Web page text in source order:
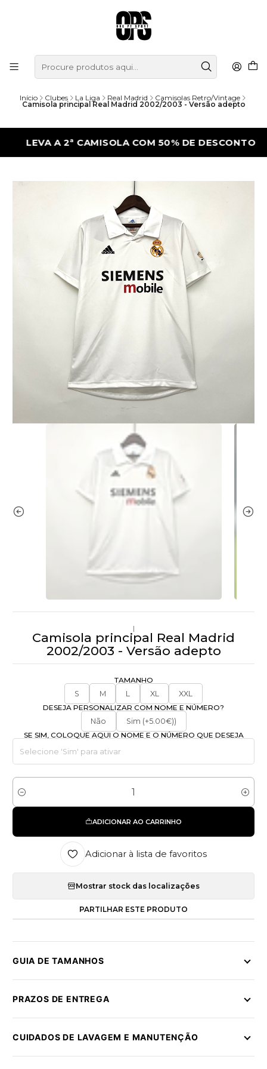
Início Clubes La Liga Real Madrid Camisolas Retro/Vintage
Camisola principal Real Madrid 2002/2003 - Versão adepto
A 2ª CAMISOLA COM 50% DE DESCONTO
|
Camisola principal Real Madrid
2002/2003 - Versão adepto
TAMANHO
S
M L XL
XXL
DESEJA PERSONALIZAR COM NOME E NÚMERO?
Não
Sim (+5.00€))
SE SIM, COLOQUE AQUI O NOME E O NÚMERO QUE DESEJA
Quantidade
ADICIONAR AO CARRINHO
Adicionar à lista de favoritos
Mostrar stock das localizações
PARTILHAR ESTE PRODUTO
GUIA DE TAMANHOS
PRAZOS DE ENTREGA
CUIDADOS DE LAVAGEM E MANUTENÇÃO